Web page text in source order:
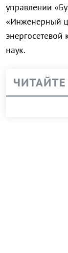
управлении
«Инженерный
наук.